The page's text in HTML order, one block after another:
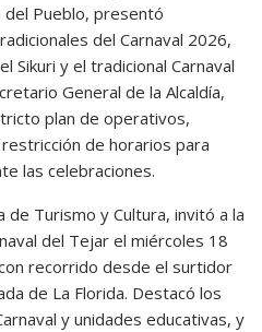
del Pueblo, presentó
del Carnaval 2026,
Sikuri y el tradicional Carnaval
General de la Alcaldía,
plan de operativos,
de horarios para
las celebraciones.
de Turismo y Cultura, invitó a la
del Tejar el miércoles 18
recorrido desde el surtidor
de La Florida. Destacó los
y unidades educativas, y